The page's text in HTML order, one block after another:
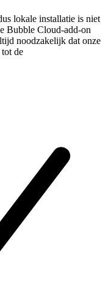
lokale installatie is niet
Bubble Cloud-add-on
noodzakelijk dat onze
de